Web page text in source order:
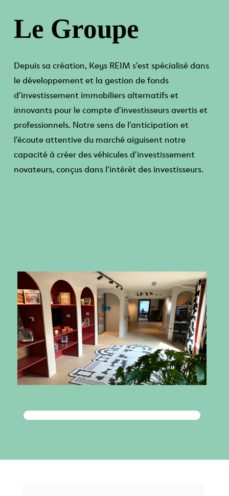
Le Groupe
Depuis sa création, Keys REIM s’est spécialisé dans
le développement et la gestion de fonds
d’investissement immobiliers alternatifs et
innovants pour le compte d’investisseurs avertis et
professionnels. Notre sens de l’anticipation et
l’écoute attentive du marché aiguisent notre
capacité à créer des véhicules d’investissement
novateurs, conçus dans l’intérêt des investisseurs.